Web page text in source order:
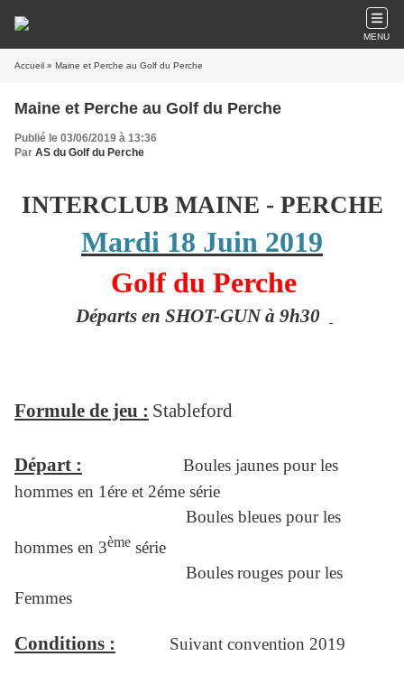
MENU
Accueil » Maine et Perche au Golf du Perche
Maine et Perche au Golf du Perche
Publié le 03/06/2019 à 13:36
Par AS du Golf du Perche
INTERCLUB MAINE - PERCHE
Mardi 18 Juin 2019
Golf du Perche
Départs en SHOT-GUN à 9h30
Formule de jeu : Stableford
Départ :
Boules jaunes pour les
hommes en 1ére et 2éme série
Boules bleues pour les
hommes en 3ème série
Boulesrouges pour les
Femmes
Conditions : Suivant convention 2019